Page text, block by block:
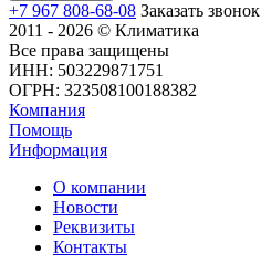
+7 967 808-68-08 Заказать звонок
2011 - 2026 © Климатика
Все права защищены
ИНН: 503229871751
ОГРН: 323508100188382
Компания
Помощь
Информация
О компании
Новости
Реквизиты
Контакты